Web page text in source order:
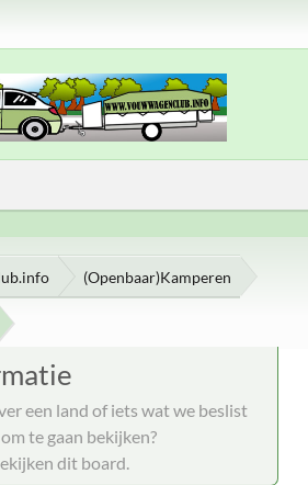
(Openbaar)Kamperen
een land of iets wat we beslist
te gaan bekijken?
dit board.